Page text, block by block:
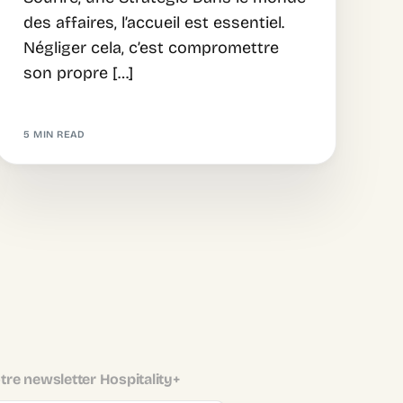
des affaires, l’accueil est essentiel.
Négliger cela, c’est compromettre
son propre […]
5 MIN READ
newsletter Hospitality+